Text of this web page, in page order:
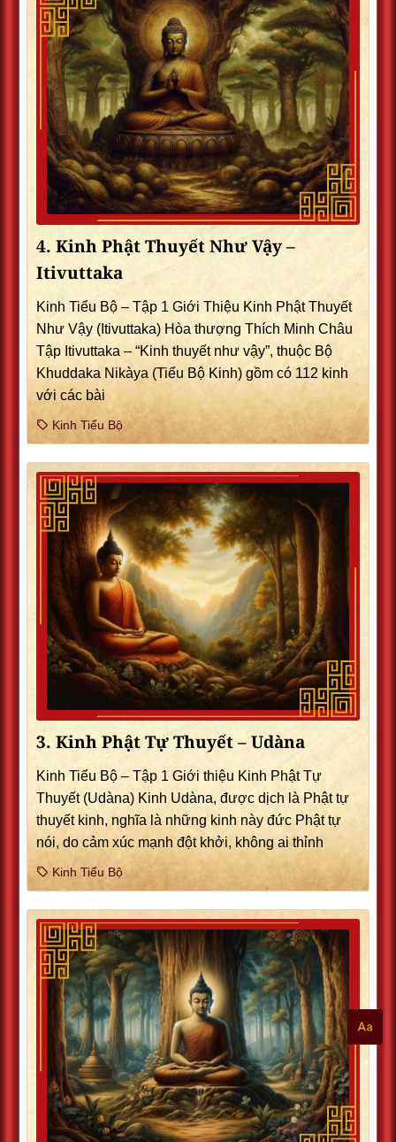
4. Kinh Phật Thuyết Như Vậy –
Itivuttaka
Kinh Tiểu Bộ – Tập 1 Giới Thiệu Kinh Phật Thuyết
Như Vậy (Itivuttaka) Hòa thượng Thích Minh Châu
Tập Itivuttaka – “Kinh thuyết như vậy”, thuộc Bộ
Khuddaka Nikàya (Tiểu Bộ Kinh) gồm có 112 kinh
với các bài
Kinh Tiểu Bộ
3. Kinh Phật Tự Thuyết – Udàna
Kinh Tiểu Bộ – Tập 1 Giới thiệu Kinh Phật Tự
Thuyết (Udàna) Kinh Udàna, được dịch là Phật tự
thuyết kinh, nghĩa là những kinh này đức Phật tự
nói, do cảm xúc mạnh đột khởi, không ai thỉnh
Kinh Tiểu Bộ